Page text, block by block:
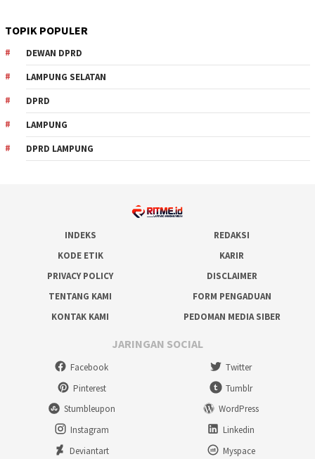
TOPIK POPULER
DEWAN DPRD
LAMPUNG SELATAN
DPRD
LAMPUNG
DPRD LAMPUNG
INDEKS
REDAKSI
KODE ETIK
KARIR
PRIVACY POLICY
DISCLAIMER
TENTANG KAMI
FORM PENGADUAN
KONTAK KAMI
PEDOMAN MEDIA SIBER
JARINGAN SOCIAL
Facebook
Twitter
Pinterest
Tumblr
Stumbleupon
WordPress
Instagram
Linkedin
Deviantart
Myspace